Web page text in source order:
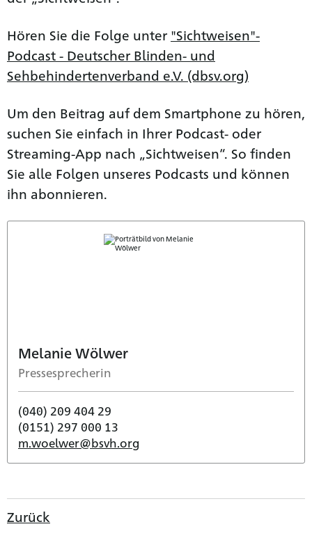
Hören Sie die Folge unter "Sichtweisen"-
Podcast - Deutscher Blinden- und
Sehbehindertenverband e.V. (dbsv.org)
Um den Beitrag auf dem Smartphone zu hören,
suchen Sie einfach in Ihrer Podcast- oder
Streaming-App nach „Sichtweisen“. So finden
Sie alle Folgen unseres Podcasts und können
ihn abonnieren.
Melanie Wölwer
Pressesprecherin
(040) 209 404 29
(0151) 297 000 13
m.woelwer@bsvh.org
Zurück